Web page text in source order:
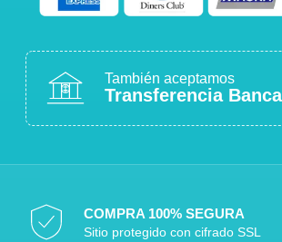
También aceptamos
Transferencia
COMPRA 100% SEGURA
Sitio protegido con cifrado SSL